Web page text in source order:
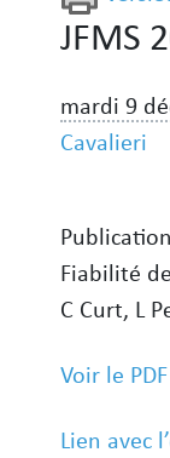
JFMS
mardi 9
Cavalieri
Fiabilité
C Curt, L
Voir le PDF
Lien avec